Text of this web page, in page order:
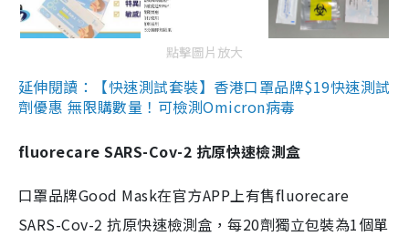
點擊圖片放大
延伸閱讀：【快速測試套裝】香港口罩品牌$19快速測試
劑優惠 無限購數量！可檢測Omicron病毒
fluorecare SARS-Cov-2 抗原快速檢測盒
口罩品牌Good Mask在官方APP上有售fluorecare
SARS-Cov-2 抗原快速檢測盒，每20劑獨立包裝為1個單